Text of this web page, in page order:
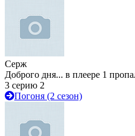
Серж
Доброго дня... в плеере 1
3 серию 2
Погоня (2 сезон)